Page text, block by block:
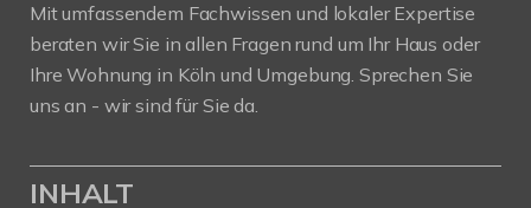
Mit umfassendem Fachwissen und lokaler Expertise
beraten wir Sie in allen Fragen rund um Ihr Haus oder
Ihre Wohnung in Köln und Umgebung. Sprechen Sie
uns an - wir sind für Sie da.
INHALT